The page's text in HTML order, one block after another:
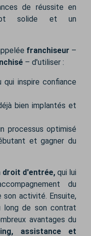
de réussite en
solide et un
franchiseur –
– d'utiliser :
inspire confiance
bien implantés et
processus optimisé
et gagner du
droit d'entrée, qui lui
du
son activité. Ensuite,
long de son contrat
avantages du
assistance et